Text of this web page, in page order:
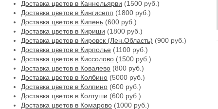
Доставка цветов в Каннельярви (1500 руб.)
Доставка цветов в Кингисепп (1800 руб.)
Доставка цветов в Кипень (600 руб.)
Доставка цветов в Кириши (1800 руб.)
Доставка цветов в Кировск (Лен.Область) (900 руб.)
Доставка цветов в Кирполье (1100 руб.)
Доставка цветов в Киссолово (1500 руб.)
Доставка цветов в Ковалево (800 руб.)
Доставка цветов в Колбино (5000 руб.)
Доставка цветов в Колпино (600 руб.)
Доставка цветов в Колтуши (600 руб.)
Доставка цветов в Комарово (1000 руб.)